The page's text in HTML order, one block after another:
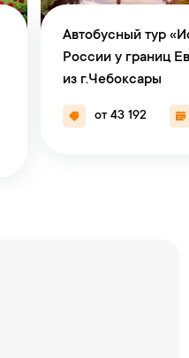
Автобусный тур
России у границ
из г.Чебоксары
от 43 192